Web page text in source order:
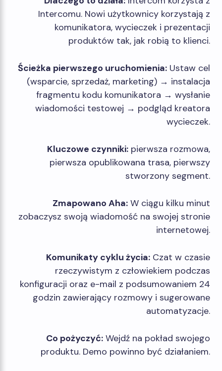
Intercomu. Nowi użytkownicy korzystają z
komunikatora, wycieczek i prezentacji
produktów tak, jak robią to klienci.
Ścieżka pierwszego uruchomienia: Ustaw cel
(wsparcie, sprzedaż, marketing) → instalacja
fragmentu kodu komunikatora → wysłanie
wiadomości testowej → podgląd kreatora
wycieczek.
Kluczowe czynniki: pierwsza rozmowa,
pierwsza opublikowana trasa, pierwszy
stworzony segment.
Zmapowano Aha: W ciągu kilku minut
zobaczysz swoją wiadomość na swojej stronie
internetowej.
Komunikaty cyklu życia: Czat w czasie
rzeczywistym z człowiekiem podczas
konfiguracji oraz e-mail z podsumowaniem 24
godzin zawierający rozmowy i sugerowane
automatyzacje.
Co pożyczyć: Wejdź na pokład swojego
produktu. Demo powinno być działaniem.